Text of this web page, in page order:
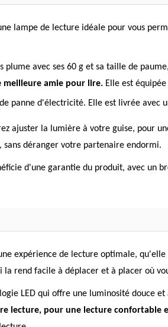
lampe de lecture idéale pour vous
avec ses 60 g et sa taille de
meilleure amie pour lire. Elle est
panne d'électricité. Elle est livrée avec
ajuster la lumière à votre guise, pour
déranger votre partenaire endormi.
d'une garantie du produit, avec un
expérience de lecture optimale,
rend facile à déplacer et à placer où
LED qui offre une luminosité douce
lecture, pour une lecture confortable